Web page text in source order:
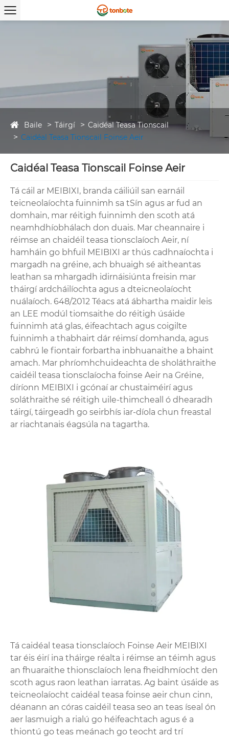
Baile Táirgí
Caidéal Teasa Tionscail
Caidéal Teasa Tionscail Foinse Aeir
Caidéal Teasa Tionscail Foinse Aeir
Tá cáil ar MEIBIXI, branda cáiliúil san earnáil
teicneolaíochta fuinnimh sa tSín agus ar fud an
domhain, mar réitigh fuinnimh den scoth atá
neamhdhíobhálach don duais. Mar cheannaire i
réimse an chaidéil teasa tionsclaíoch Aeir, ní
hamháin go bhfuil MEIBIXI ar thús cadhnaíochta i
margadh na gréine, ach bhuaigh sé aitheantas
leathan sa mhargadh idirnáisiúnta freisin mar
tháirgí ardcháilíochta agus a dteicneolaíocht
nuálaíoch. 648/2012 Téacs atá ábhartha maidir leis
an LEE modúl tiomsaithe do réitigh úsáide
fuinnimh atá glas, éifeachtach agus coigilte
fuinnimh a thabhairt dár réimsí domhanda, agus
cabhrú le fiontair forbartha inbhuanaithe a bhaint
amach. Mar phríomhchuideachta de sholáthraithe
caidéil teasa tionsclaíocha foinse Aeir na Gréine,
díríonn MEIBIXI i gcónaí ar chustaiméirí agus
soláthraithe sé réitigh uile-thimcheall ó dhearadh
táirgí, táirgeadh go seirbhís iar-díola chun freastal
ar riachtanais éagsúla na tagartha.
Tá caidéal teasa tionsclaíoch Foinse Aeir MEIBIXI
tar éis éirí ina tháirge réalta i réimse an téimh agus
an fhuaraithe thionsclaíoch lena fheidhmíocht den
scoth agus raon leathan iarratas. Ag baint úsáide as
teicneolaíocht caidéal teasa foinse aeir chun cinn,
déanann an córas caidéil teasa seo an teas íseal ón
aer lasmuigh a rialú go héifeachtach agus é a
thiontú go teas meánach go teocht ard trí